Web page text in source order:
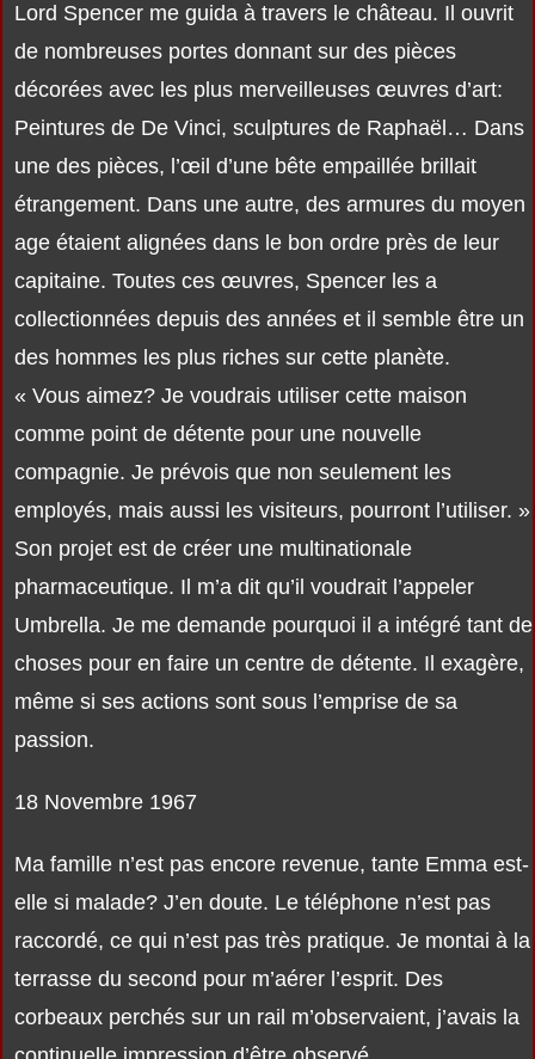
Lord Spencer me guida à travers le château. Il ouvrit
de nombreuses portes donnant sur des pièces
décorées avec les plus merveilleuses œuvres d’art:
Peintures de De Vinci, sculptures de Raphaël… Dans
une des pièces, l’œil d’une bête empaillée brillait
étrangement. Dans une autre, des armures du moyen
age étaient alignées dans le bon ordre près de leur
capitaine. Toutes ces œuvres, Spencer les a
collectionnées depuis des années et il semble être un
des hommes les plus riches sur cette planète.
« Vous aimez? Je voudrais utiliser cette maison
comme point de détente pour une nouvelle
compagnie. Je prévois que non seulement les
employés, mais aussi les visiteurs, pourront l’utiliser. »
Son projet est de créer une multinationale
pharmaceutique. Il m’a dit qu’il voudrait l’appeler
Umbrella. Je me demande pourquoi il a intégré tant de
choses pour en faire un centre de détente. Il exagère,
même si ses actions sont sous l’emprise de sa
passion.
18 Novembre 1967
Ma famille n’est pas encore revenue, tante Emma est-
elle si malade? J’en doute. Le téléphone n’est pas
raccordé, ce qui n’est pas très pratique. Je montai à la
terrasse du second pour m’aérer l’esprit. Des
corbeaux perchés sur un rail m’observaient, j’avais la